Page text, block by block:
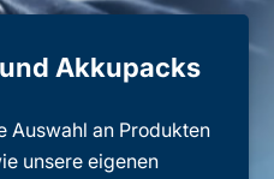
Akkupacks
Auswahl an Produkten
unsere eigenen